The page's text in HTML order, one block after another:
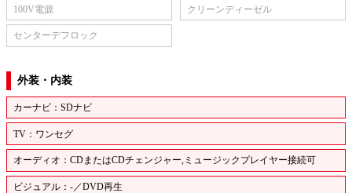
100V電源 クリーンディーゼル
センターデフロック
外装・内装
カーナビ：SDナビ
TV：ワンセグ
オーディオ：CDまたはCDチェンジャー,ミュージックプレイヤー接続可
ビジュアル：-／DVD再生